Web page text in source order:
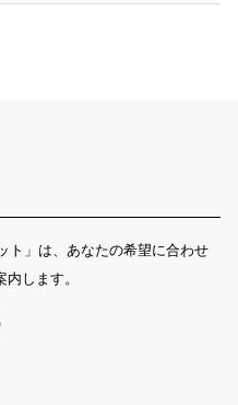
ト」は、あなたの希望に合わせ
します。